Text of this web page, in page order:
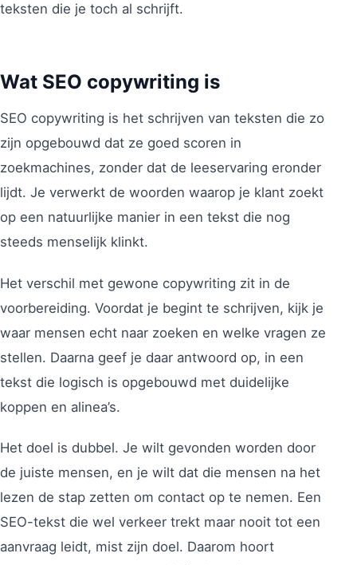
teksten die je toch al schrijft.
Wat SEO copywriting is
SEO copywriting is het schrijven van teksten die zo
zijn opgebouwd dat ze goed scoren in
zoekmachines, zonder dat de leeservaring eronder
lijdt. Je verwerkt de woorden waarop je klant zoekt
op een natuurlijke manier in een tekst die nog
steeds menselijk klinkt.
Het verschil met gewone copywriting zit in de
voorbereiding. Voordat je begint te schrijven, kijk je
waar mensen echt naar zoeken en welke vragen ze
stellen. Daarna geef je daar antwoord op, in een
tekst die logisch is opgebouwd met duidelijke
koppen en alinea’s.
Het doel is dubbel. Je wilt gevonden worden door
de juiste mensen, en je wilt dat die mensen na het
lezen de stap zetten om contact op te nemen. Een
SEO-tekst die wel verkeer trekt maar nooit tot een
aanvraag leidt, mist zijn doel. Daarom hoort